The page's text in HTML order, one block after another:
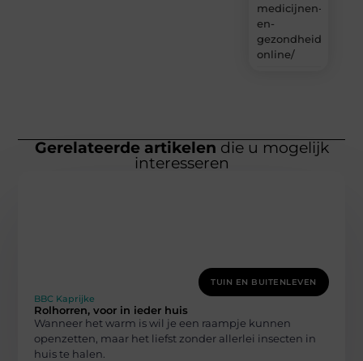
medicijnen-
en-
online/
Gerelateerde artikelen die u mogelijk
interesseren
TUIN EN BUITENLEVEN
BBC Kaprijke
Rolhorren, voor in ieder huis
Wanneer het warm is wil je een raampje kunnen
openzetten, maar het liefst zonder allerlei insecten in
huis te halen.